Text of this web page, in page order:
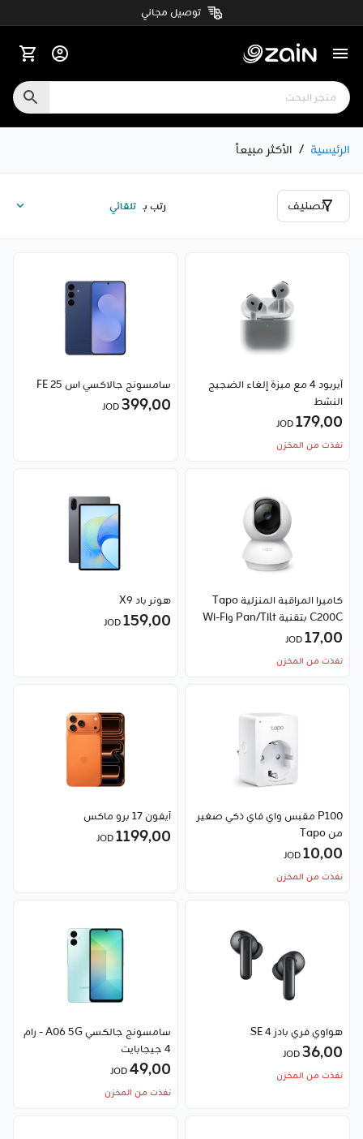
توصيل مجاني
الرئيسية / الأكثر مبيعاً
تصنيف رتب بـ
آيربود 4 مع ميزة إلغاء الضجيج
النشط
179٫00
نفذت من المخزن
سامسونج جالاكسي اس 25 FE
399٫00
كاميرا المراقبة المنزلية Tapo
C200C بتقنية Pan/Tilt وWi-Fi
17٫00
نفذت من المخزن
هونر باد X9
159٫00
P100 مقبس واي فاي ذكي صغير
من Tapo
10٫00
نفذت من المخزن
آيفون 17 برو ماكس
1199٫00
هواوي فري بادز SE 4
36٫00
نفذت من المخزن
سامسونج جالكسي A06 5G - رام
4 جيجابايت
49٫00
نفذت من المخزن